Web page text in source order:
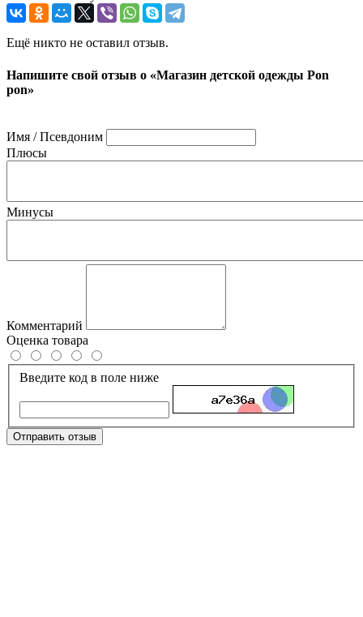
Ещё никто не оставил отзыв.
Напишите свой отзыв о «Магазин детской одежды Pon
pon»
Имя / Псевдоним
Плюсы
Минусы
Комментарий
Оценка товара
Введите код в поле ниже
Отправить отзыв